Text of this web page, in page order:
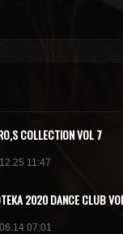
COLLECTION VOL 7
11:47
2020 DANCE CLUB
07:01